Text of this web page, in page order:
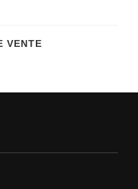
VENTE